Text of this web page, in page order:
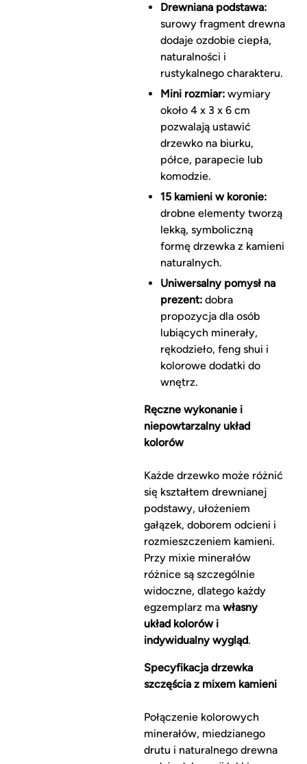
Drewniana podstawa:
surowy fragment drewna
dodaje ozdobie ciepła,
naturalności i
rustykalnego charakteru.
Mini rozmiar:wymiary
około 4 x 3 x 6 cm
pozwalają ustawić
drzewko na biurku,
półce, parapecie lub
komodzie.
15 kamieni w koronie:
drobne elementy tworzą
lekką, symboliczną
formę drzewka z kamieni
naturalnych.
Uniwersalny pomysł na
prezent:dobra
propozycja dla osób
lubiących minerały,
rękodzieło, feng shui i
kolorowe dodatki do
wnętrz.
Ręczne wykonanie i
niepowtarzalny układ
kolorów
Każde drzewko może różnić
się kształtem drewnianej
podstawy, ułożeniem
gałązek, doborem odcieni i
rozmieszczeniem kamieni.
Przy mixie minerałów
różnice są szczególnie
widoczne, dlatego każdy
egzemplarz ma własny
układ kolorów i
indywidualny wygląd.
Specyfikacja drzewka
szczęścia z mixem kamieni
Połączenie kolorowych
minerałów, miedzianego
drutu i naturalnego drewna